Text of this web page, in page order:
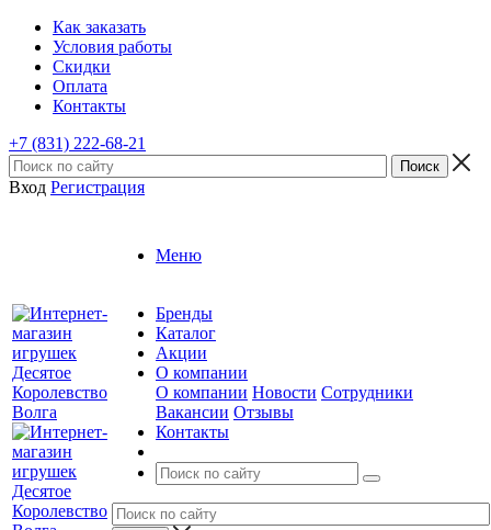
Как заказать
Условия работы
Скидки
Оплата
Контакты
+7 (831) 222-68-21
Вход Регистрация
Меню
Бренды
Каталог
Акции
О компании
О компании Новости Сотрудники
Вакансии Отзывы
Контакты